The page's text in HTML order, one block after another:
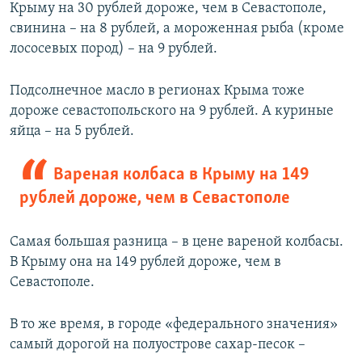
Крыму на 30 рублей дороже, чем в Севастополе,
свинина – на 8 рублей, а мороженная рыба (кроме
лососевых пород) – на 9 рублей.
Подсолнечное масло в регионах Крыма тоже
дороже севастопольского на 9 рублей. А куриные
яйца – на 5 рублей.
Вареная колбаса в Крыму на 149
рублей дороже, чем в Севастополе
Самая большая разница – в цене вареной колбасы.
В Крыму она на 149 рублей дороже, чем в
Севастополе.
В то же время, в городе «федерального значения»
самый дорогой на полуострове сахар-песок –